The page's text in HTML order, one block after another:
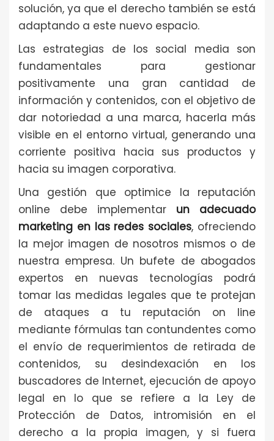
solución, ya que el derecho también se está
adaptando a este nuevo espacio.
Las estrategias de los social media son
fundamentales para gestionar
positivamente una gran cantidad de
información y contenidos, con el objetivo de
dar notoriedad a una marca, hacerla más
visible en el entorno virtual, generando una
corriente positiva hacia sus productos y
hacia su imagen corporativa.
Una gestión que optimice la reputación
online debe implementar un adecuado
marketing en las redes sociales, ofreciendo
la mejor imagen de nosotros mismos o de
nuestra empresa. Un bufete de abogados
expertos en nuevas tecnologías podrá
tomar las medidas legales que te protejan
de ataques a tu reputación on line
mediante fórmulas tan contundentes como
el envío de requerimientos de retirada de
contenidos, su desindexación en los
buscadores de Internet, ejecución de apoyo
legal en lo que se refiere a la Ley de
Protección de Datos, intromisión en el
derecho a la propia imagen, y si fuera